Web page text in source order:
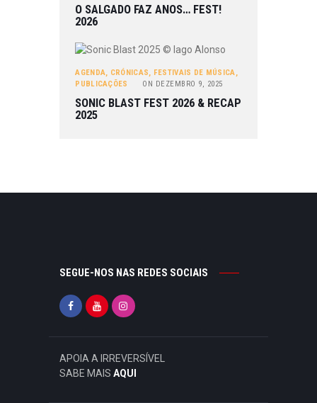
O SALGADO FAZ ANOS… FEST!
2026
AGENDA, CRÓNICAS, FESTIVAIS DE MÚSICA,
PUBLICAÇÕES
ON DEZEMBRO 9, 2025
SONIC BLAST FEST 2026 & RECAP
2025
SEGUE-NOS NAS REDES SOCIAIS
APOIA A IRREVERSÍVEL
SABE MAIS AQUI